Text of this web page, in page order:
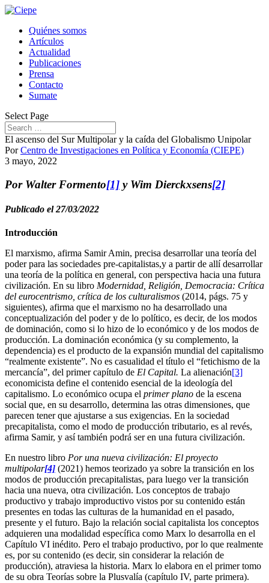
Quiénes somos
Artículos
Actualidad
Publicaciones
Prensa
Contacto
Sumate
Select Page
El ascenso del Sur Multipolar y la caída del Globalismo Unipolar
PorCentro de Investigaciones en Política y Economía (CIEPE)
3 mayo, 2022
Por Walter Formento[1] y Wim Dierckxsens[2]
Publicado el 27/03/2022
Introducción
El marxismo, afirma Samir Amin, precisa desarrollar una teoría del
poder para las sociedades pre-capitalistas,y a partir de allí desarrollar
una teoría de la política en general, con perspectiva hacia una futura
civilización. En su libro Modernidad, Religión, Democracia: Crítica
del eurocentrismo, crítica de los culturalismos (2014, págs. 75 y
siguientes), afirma que el marxismo no ha desarrollado una
conceptualización del poder y de lo político, es decir, de los modos
de dominación, como si lo hizo de lo económico y de los modos de
producción. La dominación económica (y su complemento, la
dependencia) es el producto de la expansión mundial del capitalismo
“realmente existente”. No es casualidad el título el “fetichismo de la
mercancía”, del primer capítulo de El Capital. La alienación[3]
economicista define el contenido esencial de la ideología del
capitalismo. Lo económico ocupa el primer plano de la escena
social que, en su desarrollo, determina las otras dimensiones, que
parecen tener que ajustarse a sus exigencias. En la sociedad
precapitalista, como el modo de producción tributario, es al revés,
afirma Samir, y así también podrá ser en una futura civilización.
En nuestro libro Por una nueva civilización: El proyecto
multipolar[4] (2021) hemos teorizado ya sobre la transición en los
modos de producción precapitalistas, para luego ver la transición
hacia una nueva, otra civilización. Los conceptos de trabajo
productivo y trabajo improductivo vistos por su contenido están
presentes en todas las culturas de la humanidad en el pasado,
presente y el futuro. Bajo la relación social capitalista los conceptos
adquieren una modalidad específica como Marx lo desarrolla en el
Capítulo VI inédito. Pero el trabajo productivo, por lo que realmente
es, por su contenido (es decir, sin considerar la relación de
producción), atraviesa la historia. Marx lo elabora en el primer tomo
de su obra Teorías sobre la Plusvalía (capítulo IV, parte primera).